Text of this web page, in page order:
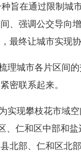
在通过限制城市
、强调公交导向
最终让城市实现
城市各片区间的
密联系起来。
现攀枝花市域空
、仁和区中部和
县北部、仁和区